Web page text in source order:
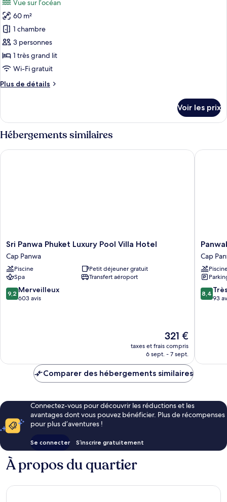
Ao
Yon
Two
Bedroom
Pool
Villa
les
photos
pour
ce
type
de
chambre :
Villa,
Vue sur l’océan
60 m²
1 chambre
3 personnes
1 très grand lit
Wi-Fi gratuit
Plus de détails
Plus
le
type
de
Villa,
Voir les prix
Hébergements similaires
Sri
Panwa
Phuket
Luxury
Pool
Villa
Hotel
Sri Panwa Phuket Luxury Pool Villa Hotel
Cap Panwa
Piscine
Petit déjeuner gratuit
Spa
Transfert aéroport
9.2
sur
9,2 Merveilleux
603 avis
Le
nouveau
prix
de
321 €
taxes et frais compris
6 sept. - 7 sept.
Sri Panwa Phuket Luxury Pool Villa Hotel
Resort
Cap
Panwa
Cap
8.4
sur
8,4
93
Comparer des hébergements similaires
Connectez-vous pour découvrir les réductions et les
avantages dont vous pouvez bénéficier. Plus de récompenses
pour plus d’aventures !
Se connecter S’inscrire gratuitement
À propos du quartier